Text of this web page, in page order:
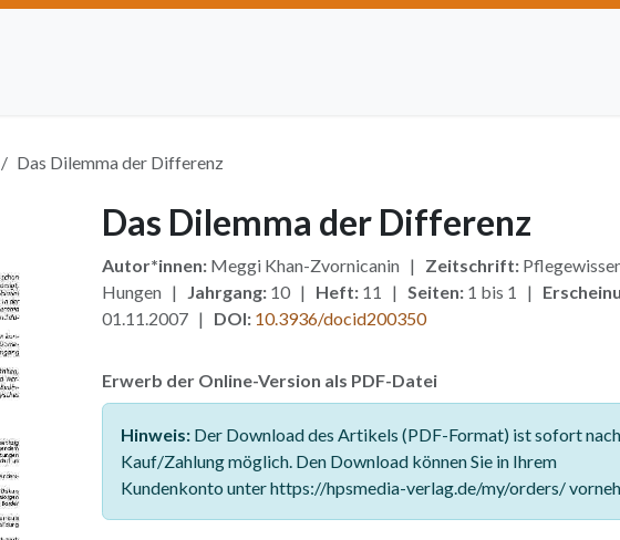
Das Dilemma der Differenz
Das Dilemma der Differenz
Autor*innen:Meggi Khan-Zvornicanin | Zeitschrift:
Hungen | Jahrgang:10 | Heft:11 | Seiten:1 bis 1 |
01.11.2007 | DOI: 10.3936/docid200350
Erwerb der Online-Version als PDF-Datei
Hinweis:Der Download des Artikels (PDF-Format) ist sofort
Kauf/Zahlung möglich. Den Download können Sie in Ihrem
Kundenkonto unter https://hpsmedia-verlag.de/my/orders/